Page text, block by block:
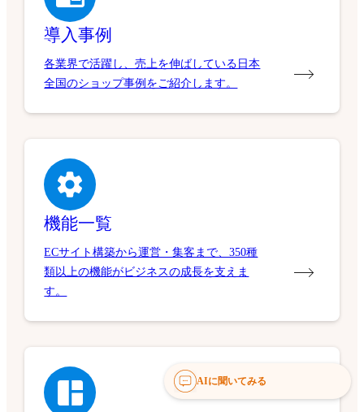
導入事例
各業界で活躍し、売上を伸ばしている日本
全国のショップ事例をご紹介します。
機能一覧
ECサイト構築から運営・集客まで、350種
類以上の機能がビジネスの成長を支えま
す。
AIに聞いてみる